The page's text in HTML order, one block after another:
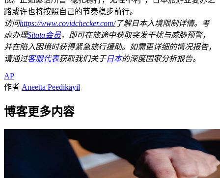
路或许也将按照自己的节奏稳步前行。
访问https://www.covidchecker.com/了解日本入境限制详情。考
虑办理Sitata会员，即可在旅途中获取突发干扰与威胁预警，
并在陷入困境时获得紧急旅行援助。如需更详细的情况报告，
请通过客服代表获取我们关于日本的深度国家分析报告。
AP
作者 Aneetta Peedikayil
博客更多内容